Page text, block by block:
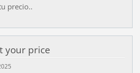
precio..
your price